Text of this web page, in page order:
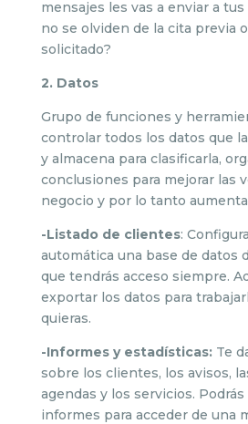
mensajes les vas a enviar a
no se olviden de la cita previa
solicitado?
2. Datos
Grupo de funciones y
controlar todos los datos que
y almacena para clasificarla,
conclusiones para mejorar las
negocio y por lo tanto
-Listado de clientes:
automática una base de datos
que tendrás acceso siempre.
exportar los datos para
quieras.
-Informes y estadísticas:Te
sobre los clientes, los avisos,
agendas y los servicios.
informes para acceder de una